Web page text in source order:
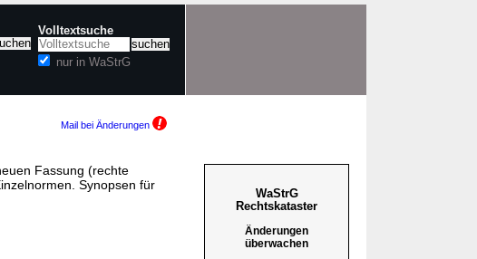
Volltextsuche
nur in WaStrG
Mail bei Änderungen
Fassung (rechte
Synopsen für
WaStrG
Rechtskataster
Änderungen
überwachen